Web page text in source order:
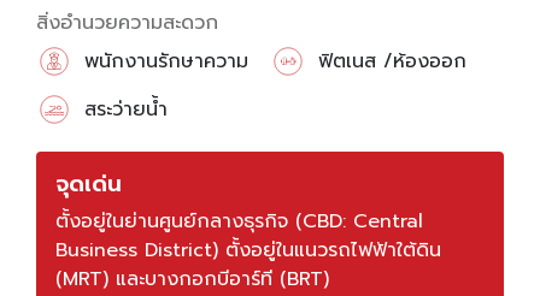
สิ่งอำนวยความสะดวก
พนักงานรักษาความ
ปลอดภัย
ฟิตเนส /ห้องออก
สระว่ายน้ำ
จุดเด่น
ตั้งอยู่ในย่านศูนย์กลางธุรกิจ (CBD: Central
Business District) ตั้งอยู่ในแนวรถไฟฟ้าใต้ดิน
(MRT) และบางกอกบีอาร์ที (BRT)